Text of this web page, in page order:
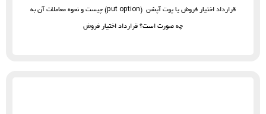
قرارداد اختیار فروش یا پوت آپشن (put option) چیست و نحوه معاملات آن به
چه صورت است؟ قرارداد اختیار فروش